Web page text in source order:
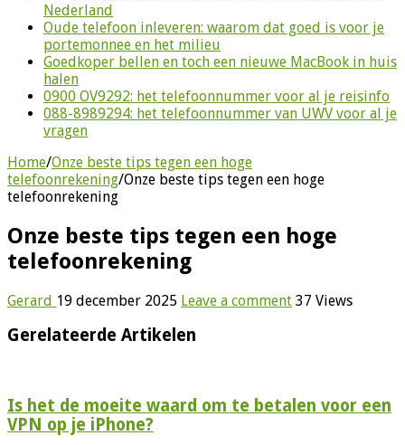
Nederland
Oude telefoon inleveren: waarom dat goed is voor je
portemonnee en het milieu
Goedkoper bellen en toch een nieuwe MacBook in huis
halen
0900 OV9292: het telefoonnummer voor al je reisinfo
088-8989294: het telefoonnummer van UWV voor al je
vragen
Home/Onze beste tips tegen een hoge
telefoonrekening/Onze beste tips tegen een hoge
telefoonrekening
Onze beste tips tegen een hoge
telefoonrekening
Gerard 19 december 2025 Leave a comment 37 Views
Gerelateerde Artikelen
Is het de moeite waard om te betalen voor een
VPN op je iPhone?